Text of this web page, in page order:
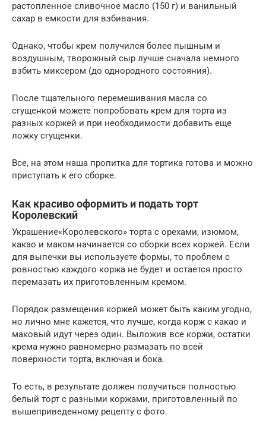
растопленное сливочное масло (150 г) и ванильный
сахар в емкости для взбивания.
Однако, чтобы крем получился более пышным и
воздушным, творожный сыр лучше сначала немного
взбить миксером (до однородного состояния).
После тщательного перемешивания масла со
сгущенкой можете попробовать крем для торта из
разных коржей и при необходимости добавить еще
ложку сгущенки.
Все, на этом наша пропитка для тортика готова и можно
приступать к его сборке.
Как красиво оформить и подать торт
Королевский
Украшение«Королевского» торта с орехами, изюмом,
какао и маком начинается со сборки всех коржей. Если
для выпечки вы используете формы, то проблем с
ровностью каждого коржа не будет и остается просто
перемазать их приготовленным кремом.
Порядок размещения коржей может быть каким угодно,
но лично мне кажется, что лучше, когда корж с какао и
маковый идут через один. Выложив все коржи, остатки
крема нужно равномерно размазать по всей
поверхности торта, включая и бока.
То есть, в результате должен получиться полностью
белый торт с разными коржами, приготовленный по
вышеприведенному рецепту с фото.